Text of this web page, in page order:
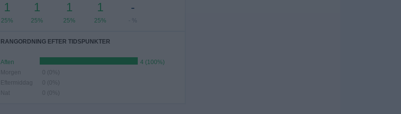
1
25%
1
25%
1
25%
1
25%
-
- %
RANGORDNING EFTER TIDSPUNKTER
Aften
4 (100%)
Morgen
0 (0%)
Eftermiddag
0 (0%)
Nat
0 (0%)